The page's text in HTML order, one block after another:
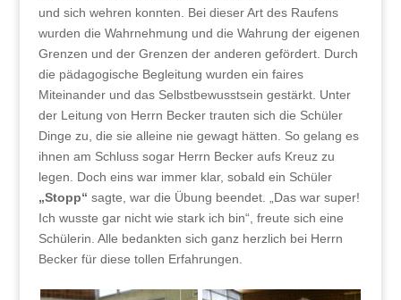
und sich wehren konnten. Bei dieser Art des Raufens
wurden die Wahrnehmung und die Wahrung der eigenen
Grenzen und der Grenzen der anderen gefördert. Durch
die pädagogische Begleitung wurden ein faires
Miteinander und das Selbstbewusstsein gestärkt. Unter
der Leitung von Herrn Becker trauten sich die Schüler
Dinge zu, die sie alleine nie gewagt hätten. So gelang es
ihnen am Schluss sogar Herrn Becker aufs Kreuz zu
legen. Doch eins war immer klar, sobald ein Schüler
„Stopp“ sagte, war die Übung beendet. „Das war super!
Ich wusste gar nicht wie stark ich bin“, freute sich eine
Schülerin. Alle bedankten sich ganz herzlich bei Herrn
Becker für diese tollen Erfahrungen.